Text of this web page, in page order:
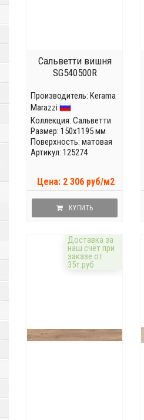
Сальветти вишня
SG540500R
Производитель: Kerama
Marazzi
Коллекция: Сальветти
Размер: 150x1195 мм
Поверхность: матовая
Артикул: 125274
Цена: 2 306 руб/м2
КУПИТЬ
Доставка за
наш счёт при
заказе от
35т.руб